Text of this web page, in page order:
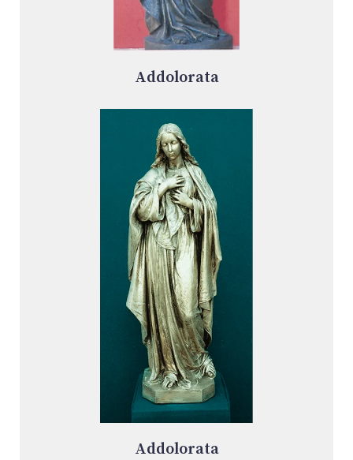
Addolorata
Addolorata